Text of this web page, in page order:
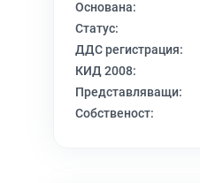
Основана:
Статус:
ДДС регистрация:
КИД 2008:
Представляващи:
Собственост: